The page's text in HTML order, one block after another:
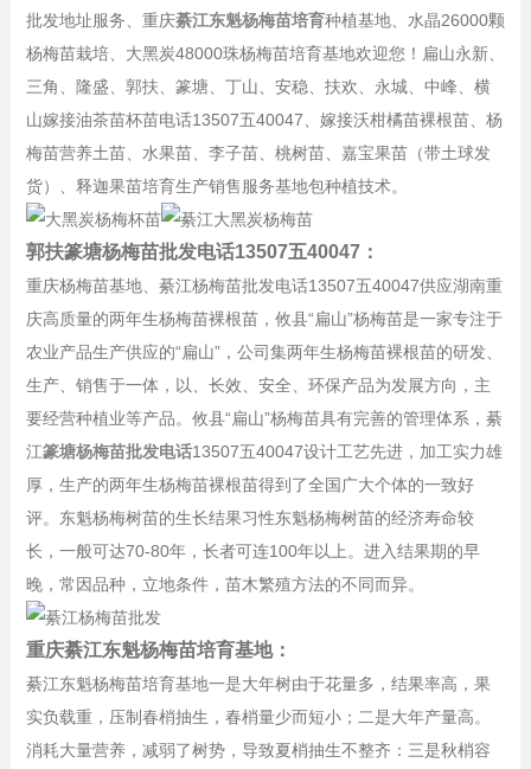
批发地址服务、重庆綦江东魁杨梅苗培育种植基地、水晶26000颗
杨梅苗栽培、大黑炭48000珠杨梅苗培育基地欢迎您！扁山永新、
三角、隆盛、郭扶、篆塘、丁山、安稳、扶欢、永城、中峰、横
山嫁接油茶苗杯苗电话13507五40047、嫁接沃柑橘苗裸根苗、杨
梅苗营养土苗、水果苗、李子苗、桃树苗、嘉宝果苗（带土球发
货）、释迦果苗培育生产销售服务基地包种植技术。
郭扶篆塘杨梅苗批发电话13507五40047：
重庆杨梅苗基地、綦江杨梅苗批发电话13507五40047供应湖南重
庆高质量的两年生杨梅苗裸根苗，攸县“扁山”杨梅苗是一家专注于
农业产品生产供应的“扁山”，公司集两年生杨梅苗裸根苗的研发、
生产、销售于一体，以、长效、安全、环保产品为发展方向，主
要经营种植业等产品。攸县“扁山”杨梅苗具有完善的管理体系，綦
江篆塘杨梅苗批发电话13507五40047设计工艺先进，加工实力雄
厚，生产的两年生杨梅苗裸根苗得到了全国广大个体的一致好
评。东魁杨梅树苗的生长结果习性东魁杨梅树苗的经济寿命较
长，一般可达70-80年，长者可连100年以上。进入结果期的早
晚，常因品种，立地条件，苗木繁殖方法的不同而异。
重庆綦江东魁杨梅苗培育基地：
綦江东魁杨梅苗培育基地一是大年树由于花量多，结果率高，果
实负载重，压制春梢抽生，春梢量少而短小；二是大年产量高。
消耗大量营养，减弱了树势，导致夏梢抽生不整齐：三是秋梢容